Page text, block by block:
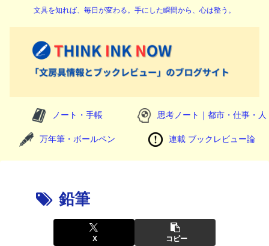
文具を知れば、毎日が変わる。手にした瞬間から、心は整う。
ノート・手帳 思考ノート｜都市・仕事・人
万年筆・ボールペン 連載 ブックレビュー論
鉛筆
X コピー